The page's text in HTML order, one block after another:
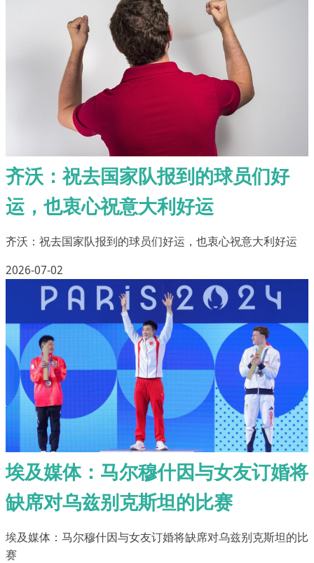
齐沃：祝去国家队报到的球员们好
运，也衷心祝意大利好运
齐沃：祝去国家队报到的球员们好运，也衷心祝意大利好运
2026-07-02
埃及媒体：马尔穆什因与女友订婚将
缺席对乌兹别克斯坦的比赛
埃及媒体：马尔穆什因与女友订婚将缺席对乌兹别克斯坦的比
赛